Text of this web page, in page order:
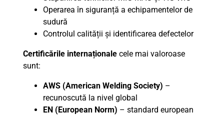
Operarea în siguranță a echipamentelor de
sudură
Controlul calității și identificarea defectelor
Certificările internaționale cele mai valoroase
sunt:
AWS (American Welding Society) –
recunoscută la nivel global
EN (European Norm) – standard european